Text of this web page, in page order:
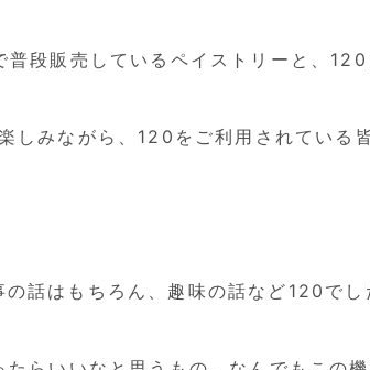
普段販売しているペイストリーと、
しみながら、120をご利用されている
の話はもちろん、趣味の話など120で